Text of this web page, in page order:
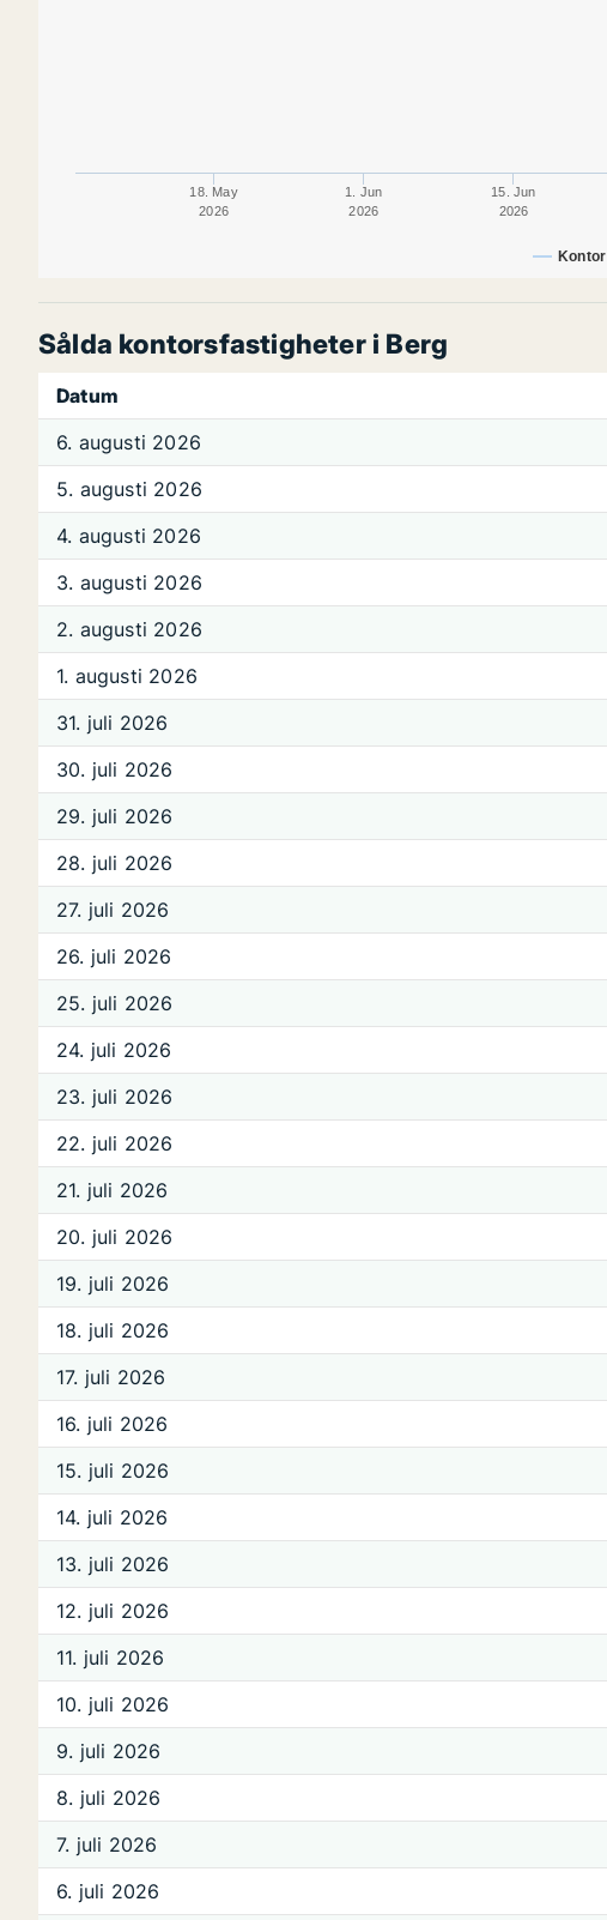
Kontor
18. May
2026
1. Jun
2026
15. Jun
2026
Sålda kontorsfastigheter i Berg
Datum
6. augusti 2026
5. augusti 2026
4. augusti 2026
3. augusti 2026
2. augusti 2026
1. augusti 2026
31. juli 2026
30. juli 2026
29. juli 2026
28. juli 2026
27. juli 2026
26. juli 2026
25. juli 2026
24. juli 2026
23. juli 2026
22. juli 2026
21. juli 2026
20. juli 2026
19. juli 2026
18. juli 2026
17. juli 2026
16. juli 2026
15. juli 2026
14. juli 2026
13. juli 2026
12. juli 2026
11. juli 2026
10. juli 2026
9. juli 2026
8. juli 2026
7. juli 2026
6. juli 2026